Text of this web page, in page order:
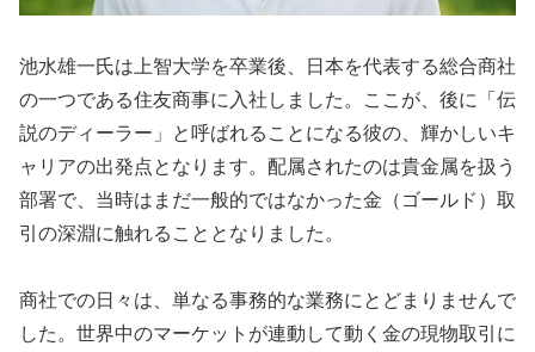
池水雄一氏は上智大学を卒業後、日本を代表する総合商社
の一つである住友商事に入社しました。ここが、後に「伝
説のディーラー」と呼ばれることになる彼の、輝かしいキ
ャリアの出発点となります。配属されたのは貴金属を扱う
部署で、当時はまだ一般的ではなかった金（ゴールド）取
引の深淵に触れることとなりました。
商社での日々は、単なる事務的な業務にとどまりませんで
した。世界中のマーケットが連動して動く金の現物取引に